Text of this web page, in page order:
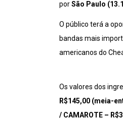
porSão Paulo
O público terá a
bandas mais
americanos do
Os valores dos
R$145,00 (meia-
/ CAMAROTE –